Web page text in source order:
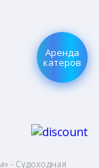
- Cудoxoднaя
Аренда
катеров